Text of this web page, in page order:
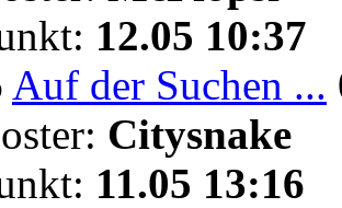
12.05 10:37
Auf der Suchen ...
Citysnake
11.05 13:16